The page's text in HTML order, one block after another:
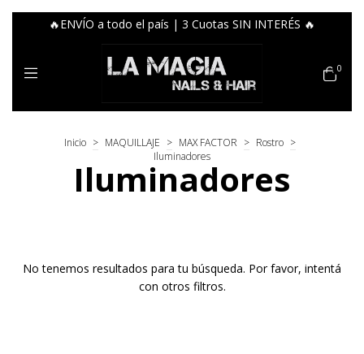
🔥ENVÍO a todo el país | 3 Cuotas SIN INTERÉS 🔥
0
Inicio > MAQUILLAJE > MAX FACTOR > Rostro >
Iluminadores
Iluminadores
No tenemos resultados para tu búsqueda. Por favor, intentá
con otros filtros.